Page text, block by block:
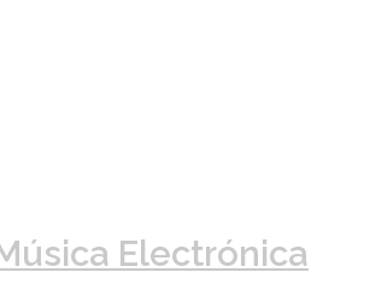
Electrónica